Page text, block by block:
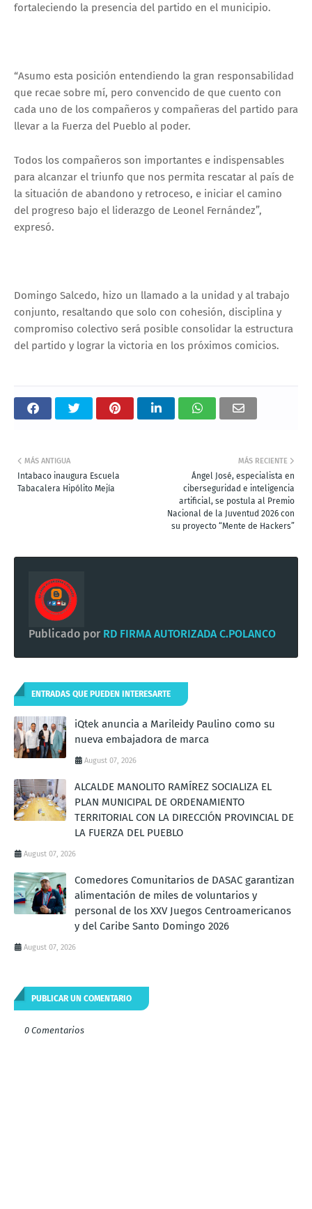
fortaleciendo la presencia del partido en el municipio.
“Asumo esta posición entendiendo la gran responsabilidad
que recae sobre mí, pero convencido de que cuento con
cada uno de los compañeros y compañeras del partido para
llevar a la Fuerza del Pueblo al poder.
Todos los compañeros son importantes e indispensables
para alcanzar el triunfo que nos permita rescatar al país de
la situación de abandono y retroceso, e iniciar el camino
del progreso bajo el liderazgo de Leonel Fernández”,
expresó.
Domingo Salcedo, hizo un llamado a la unidad y al trabajo
conjunto, resaltando que solo con cohesión, disciplina y
compromiso colectivo será posible consolidar la estructura
del partido y lograr la victoria en los próximos comicios.
MÁS RECIENTE
Ángel José, especialista en
ciberseguridad e inteligencia
artificial, se postula al Premio
Nacional de la Juventud 2026 con
su proyecto “Mente de Hackers”
MÁS ANTIGUA
Intabaco inaugura Escuela
Tabacalera Hipólito Mejía
Publicado por RD FIRMA AUTORIZADA C.POLANCO
ENTRADAS QUE PUEDEN INTERESARTE
iQtek anuncia a Marileidy Paulino como su
nueva embajadora de marca
August 07, 2026
ALCALDE MANOLITO RAMÍREZ SOCIALIZA EL
PLAN MUNICIPAL DE ORDENAMIENTO
TERRITORIAL CON LA DIRECCIÓN PROVINCIAL DE
LA FUERZA DEL PUEBLO
August 07, 2026
Comedores Comunitarios de DASAC garantizan
alimentación de miles de voluntarios y
personal de los XXV Juegos Centroamericanos
y del Caribe Santo Domingo 2026
August 07, 2026
PUBLICAR UN COMENTARIO
0 Comentarios